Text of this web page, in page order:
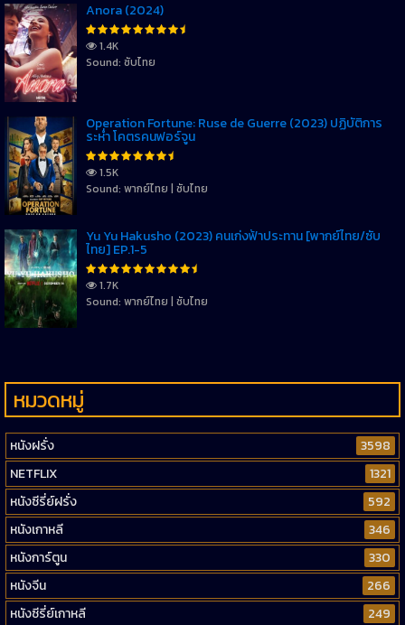
Anora (2024)
1.4K
Sound: ซับไทย
Operation Fortune: Ruse de Guerre (2023) ปฏิบัติการ
ระห่ำ โคตรคนฟอร์จูน
1.5K
Sound: พากย์ไทย | ซับไทย
Yu Yu Hakusho (2023) คนเก่งฟ้าประทาน [พากย์ไทย/ซับ
ไทย] EP.1-5
1.7K
Sound: พากย์ไทย | ซับไทย
หมวดหมู่
หนังฝรั่ง
3598
NETFLIX
1321
หนังซีรี่ย์ฝรั่ง
592
หนังเกาหลี
346
หนังการ์ตูน
330
หนังจีน
266
หนังซีรี่ย์เกาหลี
249